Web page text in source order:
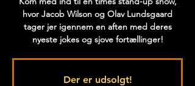
hvor Jacob Wilson og Olav Lundsgaard
tager jer igennem en aften med deres
nyeste jokes og sjove fortællinger!
Der er udsolgt!